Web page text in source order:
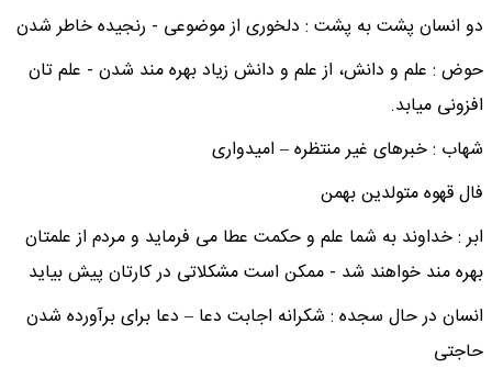
دو انسان پشت به پشت : دلخوری از موضوعی - رنجیده خاطر شدن
حوض : علم و دانش، از علم و دانش زیاد بهره مند شدن - علم تان
افزونی میابد.
شهاب : خبرهای غیر منتظره – امیدواری
فال قهوه متولدین بهمن
ابر : خداوند به شما علم و حکمت عطا می فرماید و مردم از علمتان
بهره مند خواهند شد - ممکن است مشکلاتی در کارتان پیش بیاید
انسان در حال سجده : شکرانه اجابت دعا – دعا برای برآورده شدن
حاجتی